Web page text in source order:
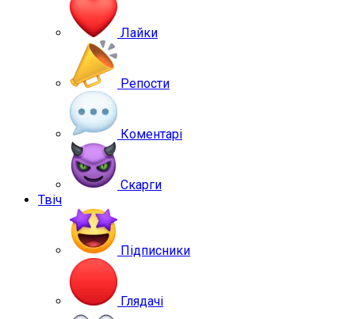
Лайки
Репости
Коментарі
Скарги
Твіч
Підписники
Глядачі